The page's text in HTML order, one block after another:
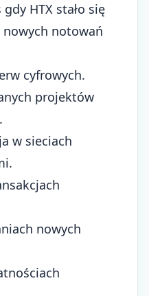
HTX stało się
notowań
cyfrowych.
projektów
w sieciach
nowych